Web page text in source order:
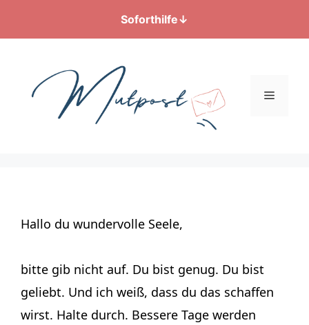
Soforthilfe↓
springen
Menü
Hallo du wundervolle Seele,
bitte gib nicht auf. Du bist genug. Du bist
geliebt. Und ich weiß, dass du das schaffen
wirst. Halte durch. Bessere Tage werden